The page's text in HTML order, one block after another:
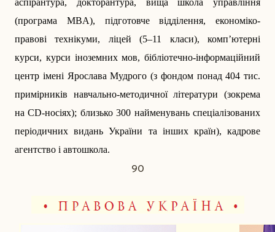
аспірантура, докторантура, вища школа управління
(програма MBA), підготовче відділення, економіко-
правові технікуми, ліцей (5–11 класи), комп’ютерні
курси, курси іноземних мов, бібліотечно-інформаційний
центр імені Ярослава Мудрого (з фондом понад 404 тис.
примірників навчально-методичної літератури (зокрема
на СD-носіях); близько 300 найменувань спеціалізованих
періодичних видань України та інших країн), кад­рове
агентство і автошкола.
90